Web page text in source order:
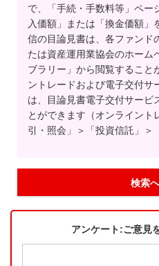
で、「手続・手数料等」ペー
入価額」または「換金価額」
信の目論見書は、各ファンド
たは資産運用業協会のホーム
ブラリー」から閲覧すること
ントレードおよび電子交付サ
は、目論見書電子交付サービ
とができます（オンライント
引・照会」＞「投資信託」＞
検索
アンケート:ご意見